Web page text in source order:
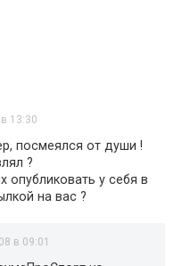
13:30
посмеялся от души !
?
опубликовать у себя в
на вас ?
в 09:01